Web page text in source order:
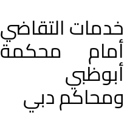
خدمات التقاضي
أمام محكمة
أبوظبي
ومحاكم دبي